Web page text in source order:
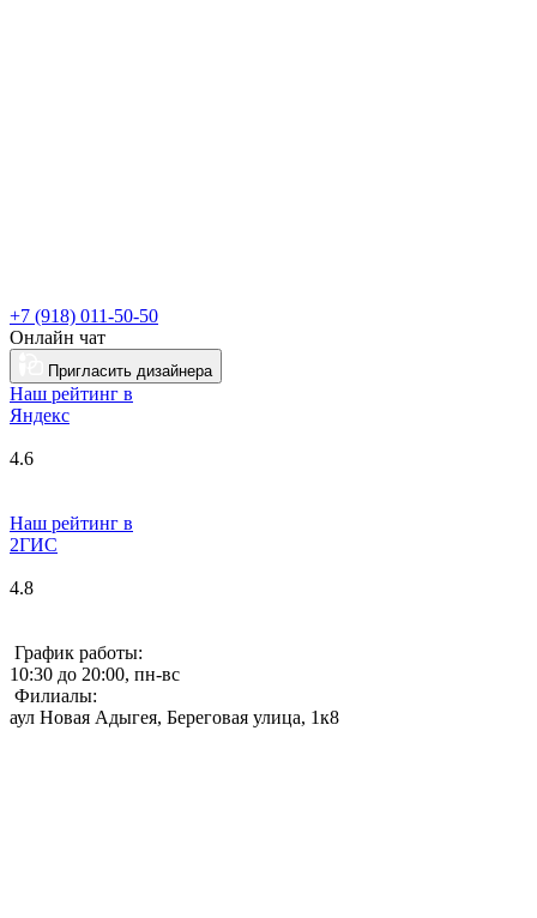
+7 (918) 011-50-50
Онлайн чат
Пригласить дизайнера
Наш рейтинг в
Яндекс
4.6
Наш рейтинг в
2ГИС
4.8
График работы:
10:30 до 20:00, пн-вс
Филиалы:
аул Новая Адыгея, Береговая улица, 1к8